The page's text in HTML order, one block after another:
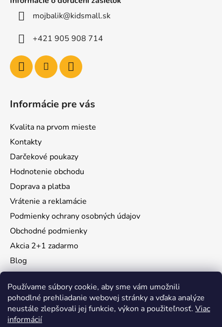
Používame súbory cookie, aby sme vám umožnili
pohodlné prehliadanie webovej stránky a vďaka analýze
neustále zlepšovali jej funkcie, výkon a použiteľnosť. Viac
informácií
mojbalik@kidsmall.sk
+421 905 908 714
Informácie pre vás
Kvalita na prvom mieste
Kontakty
Darčekové poukazy
Hodnotenie obchodu
Doprava a platba
Vrátenie a reklamácie
Podmienky ochrany osobných údajov
Obchodné podmienky
Akcia 2+1 zadarmo
Blog
Instagram